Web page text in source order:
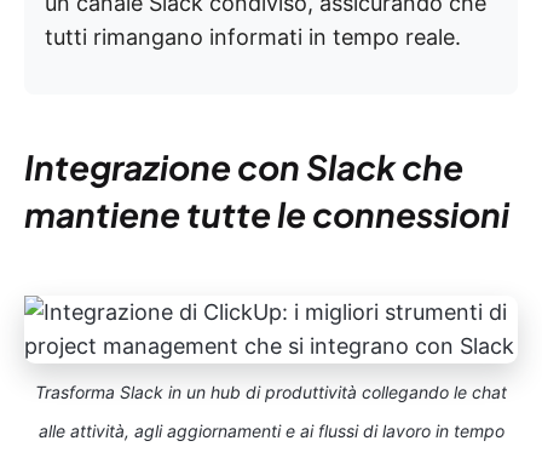
tutti rimangano informati in tempo reale.
Integrazione con Slack che
mantiene tutte le connessioni
Trasforma Slack in un hub di produttività collegando le chat
alle attività, agli aggiornamenti e ai flussi di lavoro in tempo